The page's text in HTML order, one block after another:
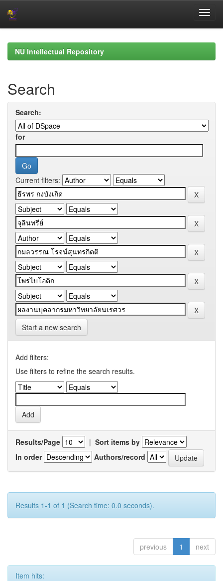
navigationNU Intellectual Repository
Search
Search:
for
Current filters:
Start a new search
Add filters:
Use filters to refine the search results.
Results/Page | Sort items by
In order
Authors/record
Results 1-1 of 1 (Search time: 0.0 seconds).
previous 1 next
Item hits: